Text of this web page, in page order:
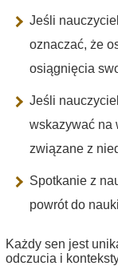
Jeśli
oznaczać, że
osiągnięcia
Jeśli
wskazywać na
związane z
Spotkanie z
powrót do
Każdy sen jest
odczucia i